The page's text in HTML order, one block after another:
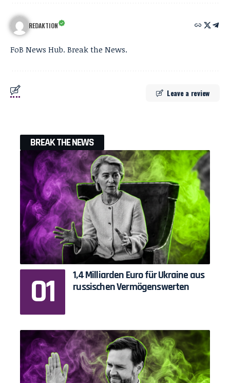
REDAKTION
FoB News Hub. Break the News.
Leave a review
BREAK THE NEWS
1,4 Milliarden Euro für Ukraine aus
russischen Vermögenswerten